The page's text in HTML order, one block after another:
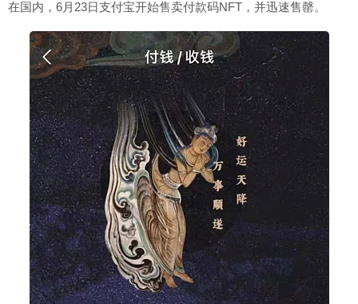
在国内，6月23日支付宝开始售卖付款码NFT，并迅速售罄。